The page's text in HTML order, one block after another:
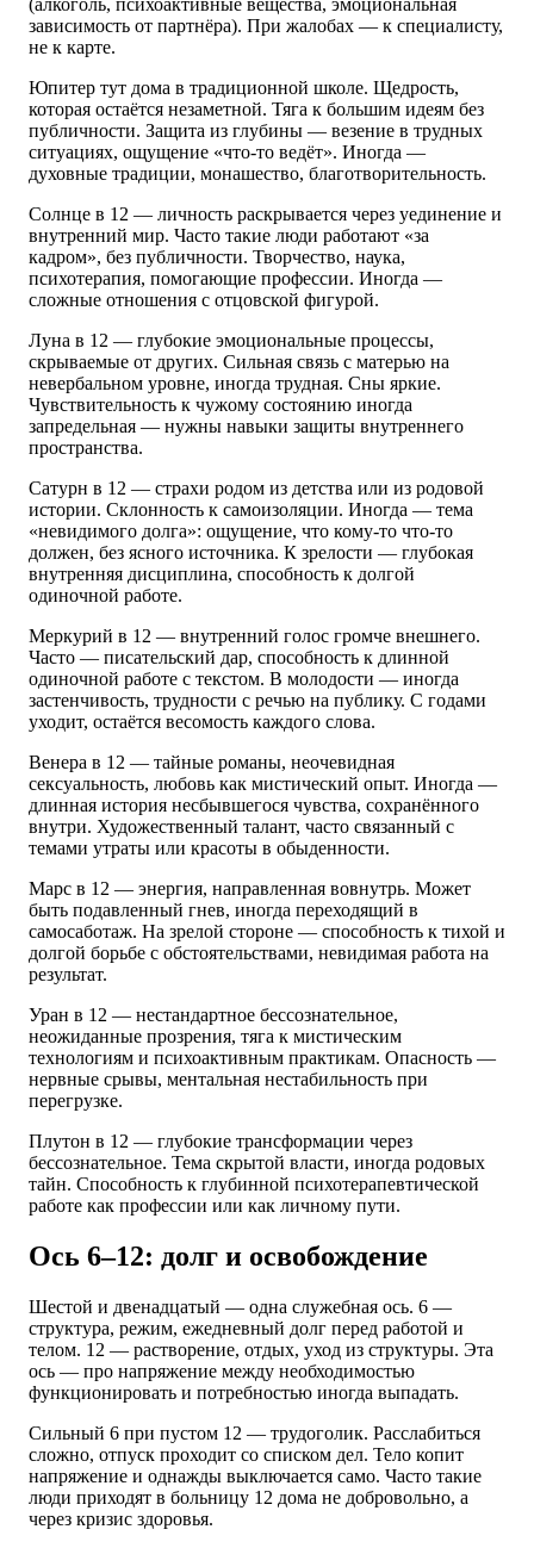
(алкоголь, психоактивные вещества, эмоциональная
зависимость от партнёра). При жалобах — к специалисту,
не к карте.
Юпитер тут дома в традиционной школе. Щедрость,
которая остаётся незаметной. Тяга к большим идеям без
публичности. Защита из глубины — везение в трудных
ситуациях, ощущение «что-то ведёт». Иногда —
духовные традиции, монашество, благотворительность.
Солнце в 12 — личность раскрывается через уединение и
внутренний мир. Часто такие люди работают «за
кадром», без публичности. Творчество, наука,
психотерапия, помогающие профессии. Иногда —
сложные отношения с отцовской фигурой.
Луна в 12 — глубокие эмоциональные процессы,
скрываемые от других. Сильная связь с матерью на
невербальном уровне, иногда трудная. Сны яркие.
Чувствительность к чужому состоянию иногда
запредельная — нужны навыки защиты внутреннего
пространства.
Сатурн в 12 — страхи родом из детства или из родовой
истории. Склонность к самоизоляции. Иногда — тема
«невидимого долга»: ощущение, что кому-то что-то
должен, без ясного источника. К зрелости — глубокая
внутренняя дисциплина, способность к долгой
одиночной работе.
Меркурий в 12 — внутренний голос громче внешнего.
Часто — писательский дар, способность к длинной
одиночной работе с текстом. В молодости — иногда
застенчивость, трудности с речью на публику. С годами
уходит, остаётся весомость каждого слова.
Венера в 12 — тайные романы, неочевидная
сексуальность, любовь как мистический опыт. Иногда —
длинная история несбывшегося чувства, сохранённого
внутри. Художественный талант, часто связанный с
темами утраты или красоты в обыденности.
Марс в 12 — энергия, направленная вовнутрь. Может
быть подавленный гнев, иногда переходящий в
самосаботаж. На зрелой стороне — способность к тихой и
долгой борьбе с обстоятельствами, невидимая работа на
результат.
Уран в 12 — нестандартное бессознательное,
неожиданные прозрения, тяга к мистическим
технологиям и психоактивным практикам. Опасность —
нервные срывы, ментальная нестабильность при
перегрузке.
Плутон в 12 — глубокие трансформации через
бессознательное. Тема скрытой власти, иногда родовых
тайн. Способность к глубинной психотерапевтической
работе как профессии или как личному пути.
Ось 6–12: долг и освобождение
Шестой и двенадцатый — одна служебная ось. 6 —
структура, режим, ежедневный долг перед работой и
телом. 12 — растворение, отдых, уход из структуры. Эта
ось — про напряжение между необходимостью
функционировать и потребностью иногда выпадать.
Сильный 6 при пустом 12 — трудоголик. Расслабиться
сложно, отпуск проходит со списком дел. Тело копит
напряжение и однажды выключается само. Часто такие
люди приходят в больницу 12 дома не добровольно, а
через кризис здоровья.